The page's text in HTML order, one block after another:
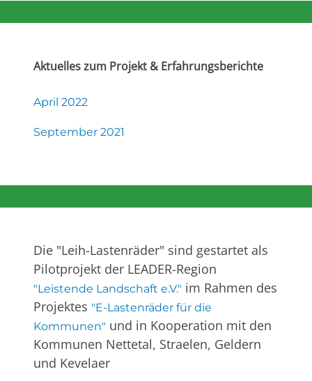
Aktuelles zum Projekt & Erfahrungsberichte
April 2022
September 2021
Die "Leih-Lastenräder" sind gestartet als
Pilotprojekt der LEADER-Region
"Leistende Landschaft e.V." im Rahmen des
Projektes "E-Lastenräder für die
Kommunen" und in Kooperation mit den
Kommunen Nettetal, Straelen, Geldern
und Kevelaer